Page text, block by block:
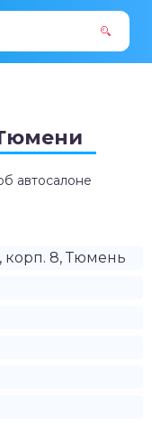
автосалоне
корп. 8, Тюмень